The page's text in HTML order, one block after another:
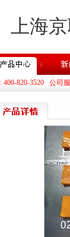
上海
400-820-3520 公司